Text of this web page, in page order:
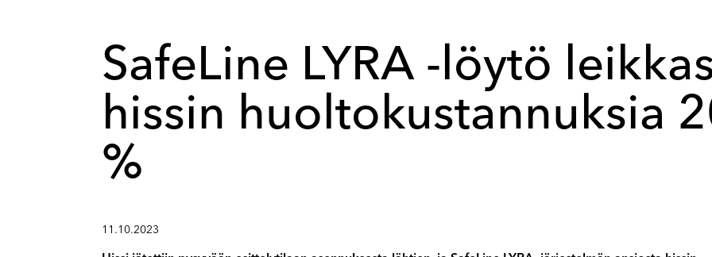
SafeLine LYRA -löytö
hissin huoltokustannuksia
%
11.10.2023